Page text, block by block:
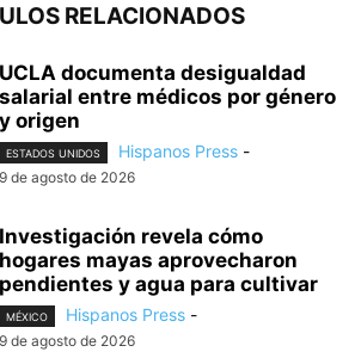
RELACIONADOS
UCLA documenta desigualdad
salarial entre médicos por género
y origen
ESTADOS UNIDOS Hispanos Press -
9 de agosto de 2026
Investigación revela cómo
hogares mayas aprovecharon
pendientes y agua para cultivar
MÉXICO Hispanos Press -
9 de agosto de 2026